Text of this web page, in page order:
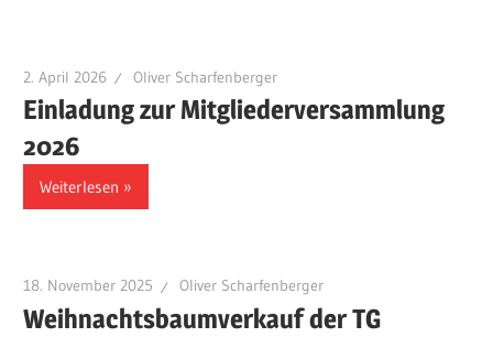
2. April 2026 Oliver Scharfenberger
Einladung zur Mitgliederversammlung
2026
Weiterlesen
18. November 2025 Oliver Scharfenberger
Weihnachtsbaumverkauf der TG